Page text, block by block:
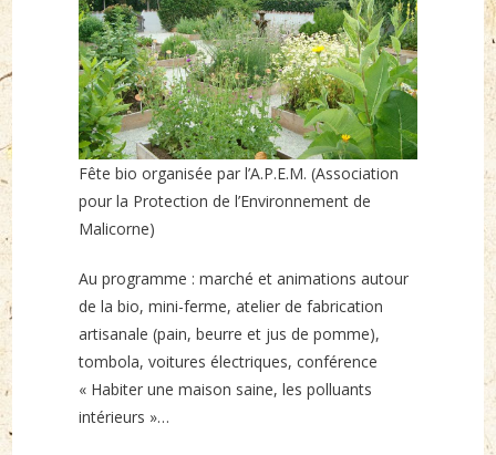
Fête bio organisée par l’A.P.E.M. (Association
pour la Protection de l’Environnement de
Malicorne)
Au programme : marché et animations autour
de la bio, mini-ferme, atelier de fabrication
artisanale (pain, beurre et jus de pomme),
tombola, voitures électriques, conférence
« Habiter une maison saine, les polluants
intérieurs »…